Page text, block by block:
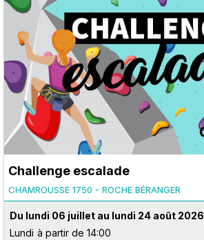
Challenge escalade
CHAMROUSSE 1750 - ROCHE BÉRANGER
Du lundi 06 juillet au lundi 24 août 2026
Lundi à partir de 14:00